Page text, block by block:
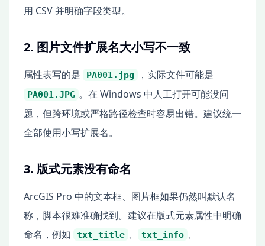
用 CSV 并明确字段类型。
2. 图片文件扩展名大小写不一致
属性表写的是 PA001.jpg ，实际文件可能是
PA001.JPG 。在 Windows 中人工打开可能没问
题，但跨环境或严格路径检查时容易出错。建议统一
全部使用小写扩展名。
3. 版式元素没有命名
ArcGIS Pro 中的文本框、图片框如果仍然叫默认名
称，脚本很难准确找到。建议在版式元素属性中明确
命名，例如
txt_title 、 txt_info 、